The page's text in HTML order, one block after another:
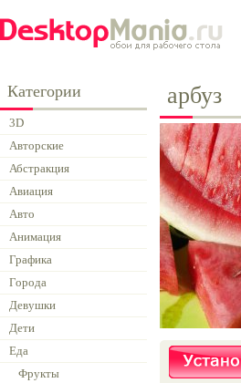
Категории
3D
Авторские
Абстракция
Авиация
Авто
Анимация
Графика
Города
Девушки
Дети
Еда
Фрукты
арбуз